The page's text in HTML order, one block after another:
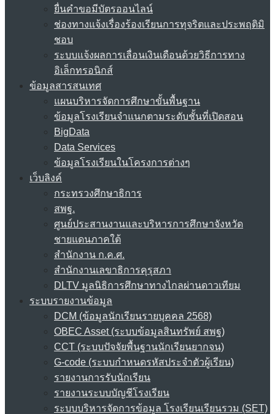
ยื่นคำขอมีบัตรออนไลน์
ช่องทางแจ้งเรื่องร้องเรียนการทุจริตและประพฤติมิ
ชอบ
ระบบแจ้งผลการเลื่อนเงินเดือนด้วยวิธีการทาง
อิเล็กทรอนิกส์
ข้อมูลสารสนเทศ
แผนบริหารจัดการศึกษาขั้นพื้นฐาน
ข้อมูลโรงเรียนจำแนกตามระดับชั้นที่เปิดสอน
BigData
Data Services
ข้อมูลโรงเรียนในโครงการต่างๆ
เว็บลิงค์
กระทรวงศึกษาธิการ
สพฐ.
ศูนย์ประสานงานและบริหารการศึกษาจังหวัด
ชายแดนภาคใต้
สำนักงาน ก.ค.ศ.
สำนักงานเลขาธิการคุรุสภา
DLTV มูลนิธิการศึกษาทางไกลผ่านดาวเทียม
ระบบรายงานข้อมูล
DCM (ข้อมูลนักเรียนรายบุคคล 2568)
OBEC Asset (ระบบข้อมูลสินทรัพย์ สพฐ)
CCT (ระบบปัจจัยพื้นฐานนักเรียนยากจน)
G-code (ระบบกำหนดรหัสประจำตัวผู้เรียน)
รายงานการรับนักเรียน
รายงานระบบบัญชีโรงเรียน
ระบบบริหารจัดการข้อมูล โรงเรียนเรียนรวม (SET)